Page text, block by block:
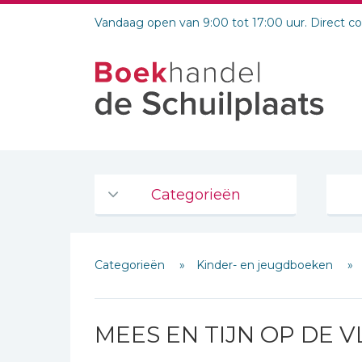
Vandaag open van 9:00 tot 17:00 uur. Direct
Categorieën
De Bijbel
Bijbelse Dagboeken 2026
Bijbelstudie groepen
Categorieën Kinder- en jeugdboeken
MEES EN TIJN OP DE